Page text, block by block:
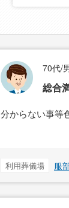
70代/
総合
分からない事等
利用葬儀場 服